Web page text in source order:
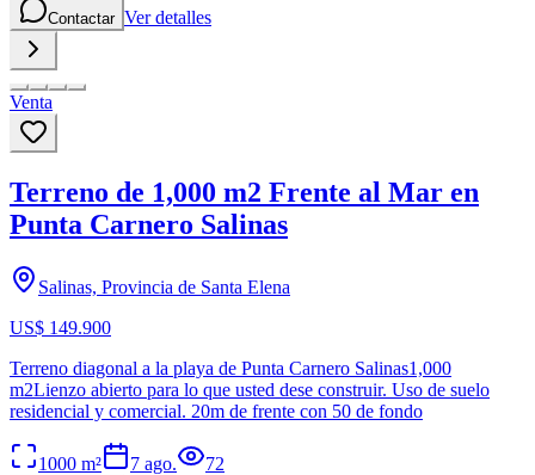
Contactar Ver detalles
Venta
Terreno de 1,000 m2 Frente al Mar en
Punta Carnero Salinas
Salinas, Provincia de Santa Elena
US$ 149.900
Terreno diagonal a la playa de Punta Carnero Salinas1,000
m2Lienzo abierto para lo que usted dese construir. Uso de suelo
residencial y comercial. 20m de frente con 50 de fondo
1000 m² 7 ago. 72